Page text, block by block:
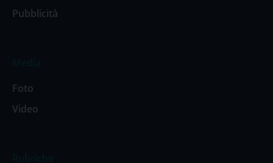
Pubblicità
Foto
Video